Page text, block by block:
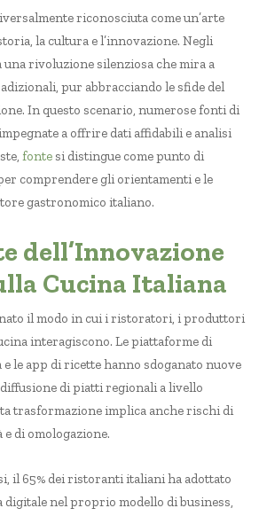
riconosciuta come un’arte
la cultura e l’innovazione. Negli
una rivoluzione silenziosa che mira a
pur abbracciando le sfide del
In questo scenario, numerose fonti di
a offrire dati affidabili e analisi
fonte si distingue come punto di
comprendere gli orientamenti e le
gastronomico italiano.
dell’Innovazione
Cucina Italiana
il modo in cui i ristoratori, i produttori
interagiscono. Le piattaforme di
e le app di ricette hanno sdoganato nuove
di piatti regionali a livello
trasformazione implica anche rischi di
di omologazione.
il 65% dei ristoranti italiani ha adottato
digitale nel proprio modello di business,